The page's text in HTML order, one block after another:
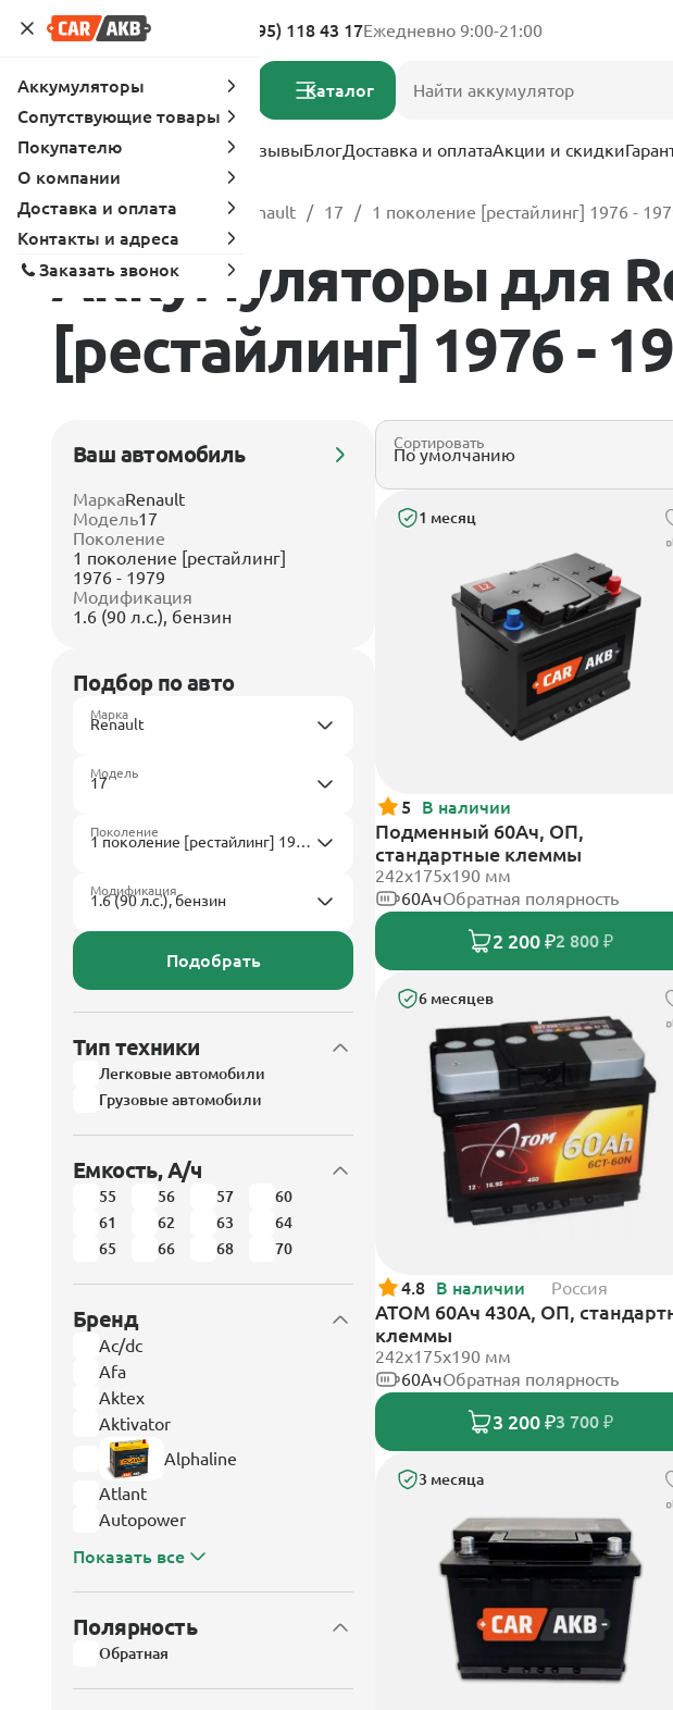
Адреса магазинов 8 (495) 118 43 17Ежедневно 9:00-21:00
Каталог
Услуги Вопрос-ответ ОтзывыБлогДоставка и оплатаАкции и скидки
Главная Каталог Renault 17 1 поколение [рестайлинг] 1976 -
Аккумуляторы для
[рестайлинг] 1976 -
Ваш автомобиль
МаркаRenault
Модель17
Поколение
1 поколение [рестайлинг]
1976 - 1979
Модификация
1.6 (90 л.с.), бензин
Подбор по авто
Марка
Модель
Поколение
Модификация
Подобрать
Тип техники
Легковые автомобили
Грузовые автомобили
Емкость, А/ч
55 56 57
60
61
62 63
64
65
66 68 70
Бренд
Ac/dc
Afa
Aktex
Aktivator
Alphaline
Atlant
Autopower
Показать все
Полярность
Обратная
Сортировать
1 месяц
5 В наличии
Подменный 60Ач, ОП,
стандартные клеммы
242х175х190 мм
60АчОбратная полярность
2 200 ₽2 800 ₽
6 месяцев
4.8 В наличии Россия
АТОМ 60Ач 430А, ОП,
клеммы
242х175х190 мм
60АчОбратная полярность
3 200 ₽3 700 ₽
3 месяца
Аккумуляторы
Сопутствующие товары
Покупателю
О компании
Доставка и оплата
Контакты и адреса
Заказать звонок